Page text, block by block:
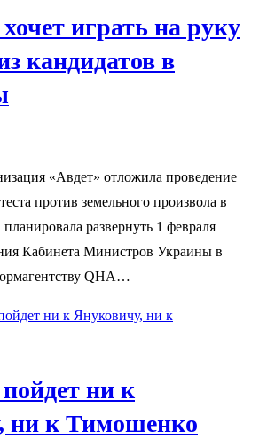
играть на руку
кандидатов в
«Авдет» отложила проведение
против земельного произвола в
развернуть 1 февраля
Кабинета Министров Украины в
QHA…
ни к
ни к Тимошенко